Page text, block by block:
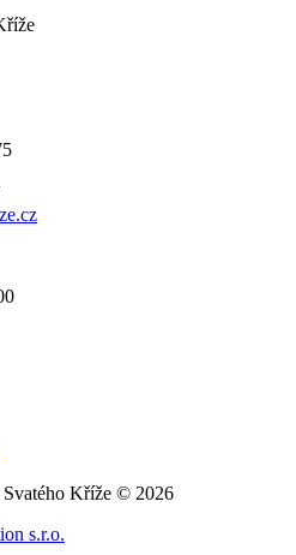
Kříže © 2026
s.r.o.